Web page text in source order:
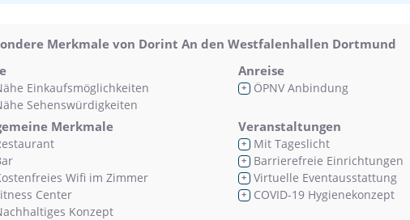
Merkmale von Dorint An den Westfalenhallen Dortmund
Einkaufsmöglichkeiten
Sehenswürdigkeiten
Anreise
+ ÖPNV Anbindung
Merkmale
Wifi im Zimmer
Center
Konzept
Veranstaltungen
+ Mit Tageslicht
+ Barrierefreie Einrichtungen
+ Virtuelle Eventausstattung
+ COVID-19 Hygienekonzept